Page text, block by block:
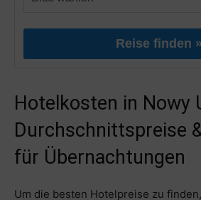
Reise finden »
Hotelkosten in Nowy
Durchschnittspreise
für Übernachtungen
Um die besten Hotelpreise zu